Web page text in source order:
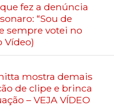
fez a denúncia
“Sou de
sempre votei no
Vídeo)
mostra demais
de clipe e brinca
– VEJA VÍDEO